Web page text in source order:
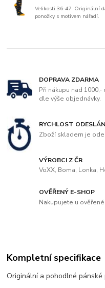
Velikosti 36-47. Originální
ponožky s motivem nářadí.
DOPRAVA ZDARMA
Při nákupu nad
dle výše objednávky.
RYCHLOST
Zboží skladem je
VÝROBCI Z ČR
VoXX, Boma, Lonka,
OVĚŘENÝ E-SHOP
Nakupujete u
Kompletní specifikace
Originální a pohodlné pánské